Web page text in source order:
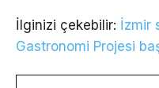
İlginizi çekebilir: İzmir
Gastronomi Projesi